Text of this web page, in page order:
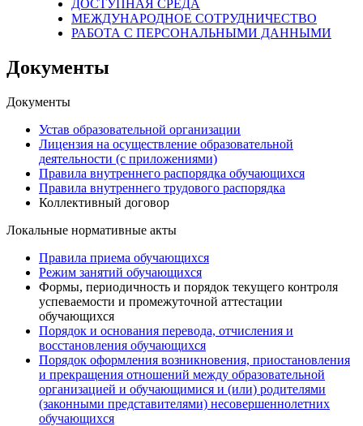
ДОСТУПНАЯ СРЕДА
МЕЖДУНАРОДНОЕ СОТРУДНИЧЕСТВО
РАБОТА С ПЕРСОНАЛЬНЫМИ ДАННЫМИ
Документы
Документы
Устав образовательной организации
Лицензия на осуществление образовательной
деятельности (с приложениями)
Правила внутреннего распорядка обучающихся
Правила внутреннего трудового распорядка
Коллективный договор
Локальные нормативные акты
Правила приема обучающихся
Режим занятий обучающихся
Формы, периодичность и порядок текущего контроля
успеваемости и промежуточной аттестации
обучающихся
Порядок и основания перевода, отчисления и
восстановления обучающихся
Порядок оформления возникновения, приостановления
и прекращения отношений между образовательной
организацией и обучающимися и (или) родителями
(законными представителями) несовершеннолетних
обучающихся